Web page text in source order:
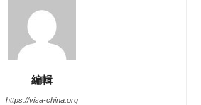
編輯
https://visa-china.org